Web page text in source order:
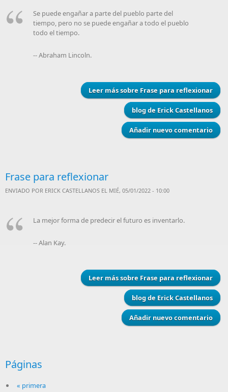
Se puede engañar a parte del pueblo parte del
tiempo, pero no se puede engañar a todo el pueblo
todo el tiempo.
-- Abraham Lincoln.
Leer mássobre Frase para reflexionar
blog de Erick Castellanos
Añadir nuevo comentario
Frase para reflexionar
ENVIADO POR ERICK CASTELLANOS EL MIÉ, 05/01/2022 - 10:00
La mejor forma de predecir el futuro es inventarlo.
-- Alan Kay.
Leer mássobre Frase para reflexionar
blog de Erick Castellanos
Añadir nuevo comentario
Páginas
« primera